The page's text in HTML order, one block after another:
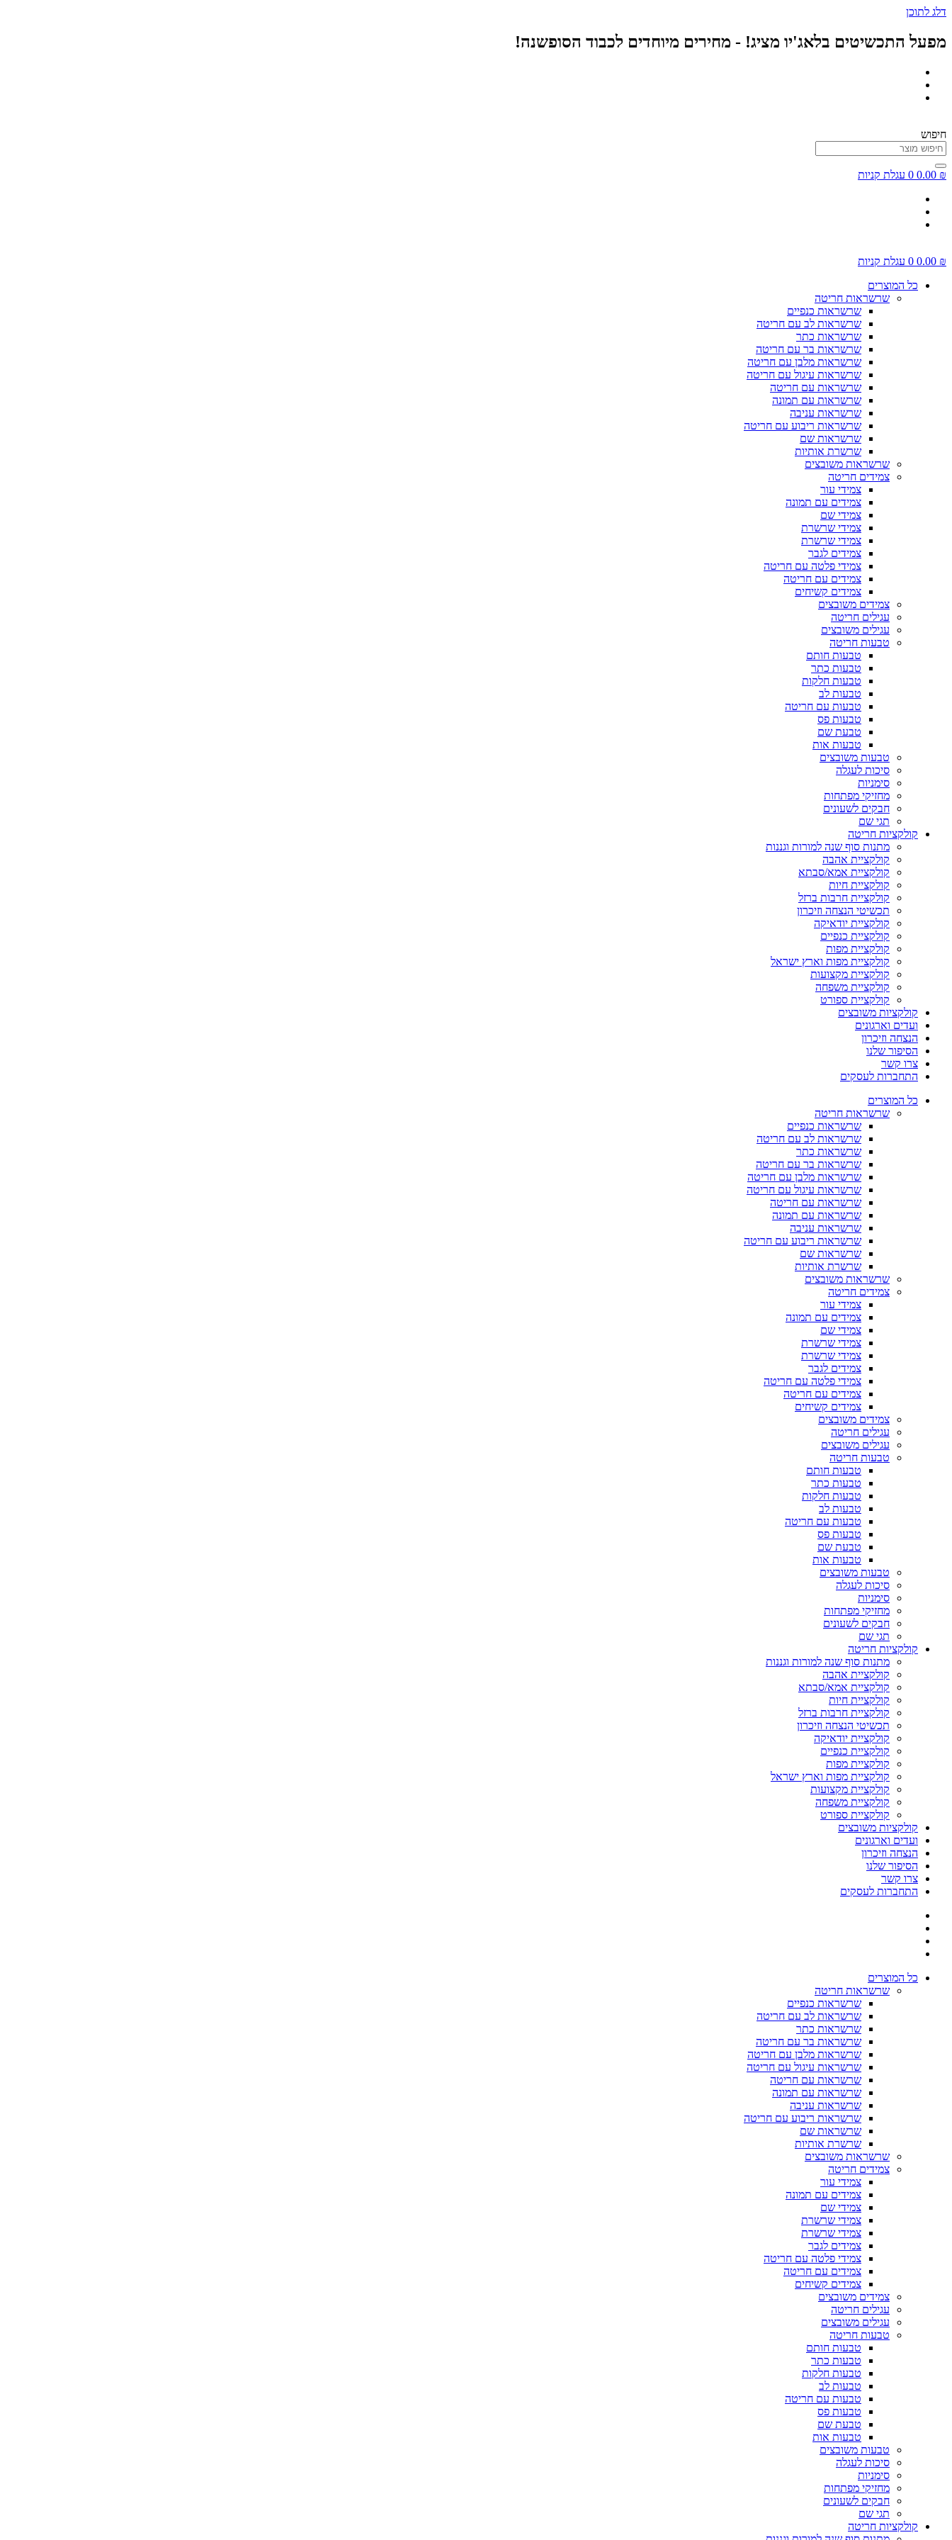
דלג לתוכן
מפעל התכשיטים בלאג'יו מציג! - מחירים מיוחדים לכבוד הסופשנה!
חיפוש
0.00 ₪
0 עגלת קניות
0.00 ₪
0 עגלת קניות
כל המוצרים
שרשראות חריטה
שרשראות כנפיים
שרשראות לב עם חריטה
שרשראות כתר
שרשראות בר עם חריטה
שרשראות מלבן עם חריטה
שרשראות עיגול עם חריטה
שרשראות עם חריטה
שרשראות עם תמונה
שרשראות עניבה
שרשראות ריבוע עם חריטה
שרשראות שם
שרשרת אותיות
שרשראות משובצים
צמידים חריטה
צמידי עור
צמידים עם תמונה
צמידי שם
צמידי שרשרת
צמידי שרשרת
צמידים לגבר
צמידי פלטה עם חריטה
צמידים עם חריטה
צמידים קשיחים
צמידים משובצים
עגילים חריטה
עגילים משובצים
טבעות חריטה
טבעות חותם
טבעות כתר
טבעות חלקות
טבעות לב
טבעות עם חריטה
טבעות פס
טבעת שם
טבעות אות
טבעות משובצים
סיכות לעגלה
סימניות
מחזיקי מפתחות
חבקים לשעונים
תגי שם
קולקציות חריטה
מתנות סוף שנה למורות וגננות
קולקציית אהבה
קולקציית אמא/סבתא
קולקציית חיות
קולקציית חרבות ברזל
תכשיטי הנצחה וזיכרון
קולקציית יודאיקה
קולקציית כנפיים
קולקציית מפות
קולקציית מפות וארץ ישראל
קולקציית מקצועות
קולקציית משפחה
קולקציית ספורט
קולקציות משובצים
ועדים וארגונים
הנצחה וזיכרון
הסיפור שלנו
צרו קשר
התחברות לעסקים
כל המוצרים
שרשראות חריטה
שרשראות כנפיים
שרשראות לב עם חריטה
שרשראות כתר
שרשראות בר עם חריטה
שרשראות מלבן עם חריטה
שרשראות עיגול עם חריטה
שרשראות עם חריטה
שרשראות עם תמונה
שרשראות עניבה
שרשראות ריבוע עם חריטה
שרשראות שם
שרשרת אותיות
שרשראות משובצים
צמידים חריטה
צמידי עור
צמידים עם תמונה
צמידי שם
צמידי שרשרת
צמידי שרשרת
צמידים לגבר
צמידי פלטה עם חריטה
צמידים עם חריטה
צמידים קשיחים
צמידים משובצים
עגילים חריטה
עגילים משובצים
טבעות חריטה
טבעות חותם
טבעות כתר
טבעות חלקות
טבעות לב
טבעות עם חריטה
טבעות פס
טבעת שם
טבעות אות
טבעות משובצים
סיכות לעגלה
סימניות
מחזיקי מפתחות
חבקים לשעונים
תגי שם
קולקציות חריטה
מתנות סוף שנה למורות וגננות
קולקציית אהבה
קולקציית אמא/סבתא
קולקציית חיות
קולקציית חרבות ברזל
תכשיטי הנצחה וזיכרון
קולקציית יודאיקה
קולקציית כנפיים
קולקציית מפות
קולקציית מפות וארץ ישראל
קולקציית מקצועות
קולקציית משפחה
קולקציית ספורט
קולקציות משובצים
ועדים וארגונים
הנצחה וזיכרון
הסיפור שלנו
צרו קשר
התחברות לעסקים
כל המוצרים
שרשראות חריטה
שרשראות כנפיים
שרשראות לב עם חריטה
שרשראות כתר
שרשראות בר עם חריטה
שרשראות מלבן עם חריטה
שרשראות עיגול עם חריטה
שרשראות עם חריטה
שרשראות עם תמונה
שרשראות עניבה
שרשראות ריבוע עם חריטה
שרשראות שם
שרשרת אותיות
שרשראות משובצים
צמידים חריטה
צמידי עור
צמידים עם תמונה
צמידי שם
צמידי שרשרת
צמידי שרשרת
צמידים לגבר
צמידי פלטה עם חריטה
צמידים עם חריטה
צמידים קשיחים
צמידים משובצים
עגילים חריטה
עגילים משובצים
טבעות חריטה
טבעות חותם
טבעות כתר
טבעות חלקות
טבעות לב
טבעות עם חריטה
טבעות פס
טבעת שם
טבעות אות
טבעות משובצים
סיכות לעגלה
סימניות
מחזיקי מפתחות
חבקים לשעונים
תגי שם
קולקציות חריטה